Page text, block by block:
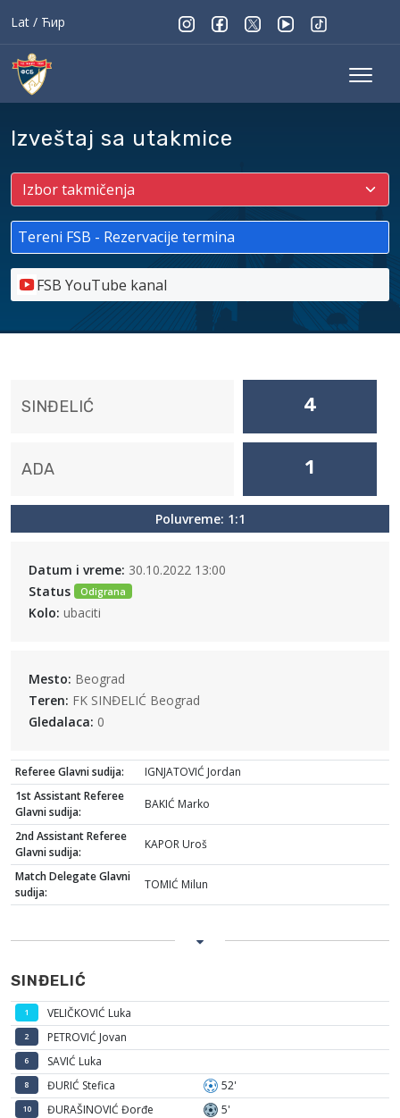
Lat / Ћир
Izveštaj sa utakmice
Tereni FSB - Rezervacije termina
FSB YouTube kanal
SINĐELIĆ 4
ADA 1
Poluvreme: 1:1
Datum i vreme: 30.10.2022 13:00
Status
Odigrana
Kolo: ubaciti
Mesto: Beograd
Teren: FK SINĐELIĆ Beograd
Gledalaca: 0
Referee Glavni sudija:
IGNJATOVIĆ Jordan
1st Assistant Referee
Glavni sudija:
BAKIĆ Marko
2nd Assistant Referee
Glavni sudija:
KAPOR Uroš
Match Delegate Glavni
sudija:
TOMIĆ Milun
SINĐELIĆ
1 VELIČKOVIĆ Luka
2 PETROVIĆ Jovan
6 SAVIĆ Luka
8 ĐURIĆ Stefica 52'
10 ĐURAŠINOVIĆ Đorđe 5'